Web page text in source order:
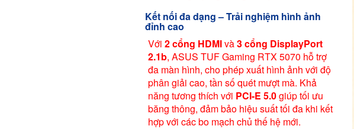
Kết nối đa dạng – Trải nghiệm hình ảnh
đỉnh cao
Với 2 cổng HDMIvà3 cổng DisplayPort
2.1b, ASUS TUF Gaming RTX 5070 hỗ trợ
đa màn hình, cho phép xuất hình ảnh với độ
phân giải cao, tần số quét mượt mà. Khả
năng tương thích với PCI-E 5.0giúp tối ưu
băng thông, đảm bảo hiệu suất tối đa khi kết
hợp với các bo mạch chủ thế hệ mới.